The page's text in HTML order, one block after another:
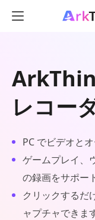
レコー
PC でビデオと
ゲームプレイ、
の録画をサポー
クリックするだ
ャプチャできま